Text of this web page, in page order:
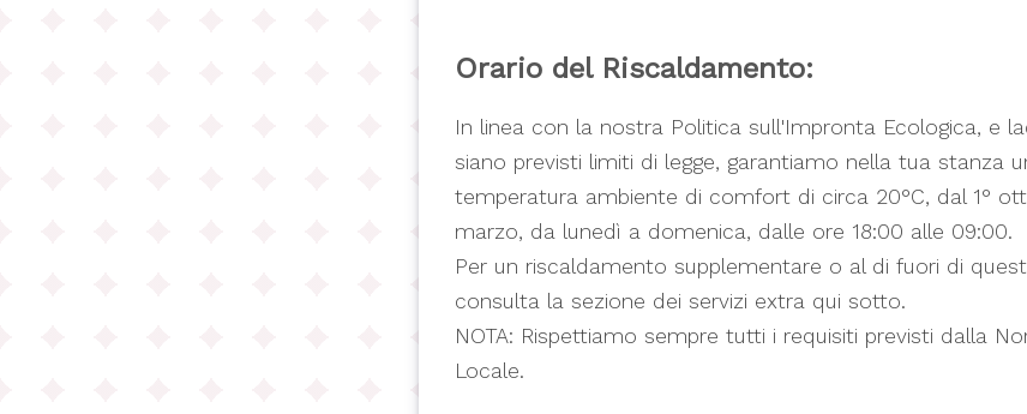
Orario del Riscaldamento:
In linea con la nostra Politica sull'Impronta Ecologica, e
siano previsti limiti di legge, garantiamo nella tua stanza
temperatura ambiente di comfort di circa 20°C, dal 1°
marzo, da lunedì a domenica, dalle ore 18:00 alle 09:00.
Per un riscaldamento supplementare o al di fuori di
consulta la sezione dei servizi extra qui sotto.
NOTA: Rispettiamo sempre tutti i requisiti previsti dalla
Locale.